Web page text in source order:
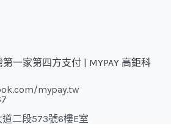
一家第四方支付 | MYPAY 高鉅科
mypay.tw
二段573號6樓E室